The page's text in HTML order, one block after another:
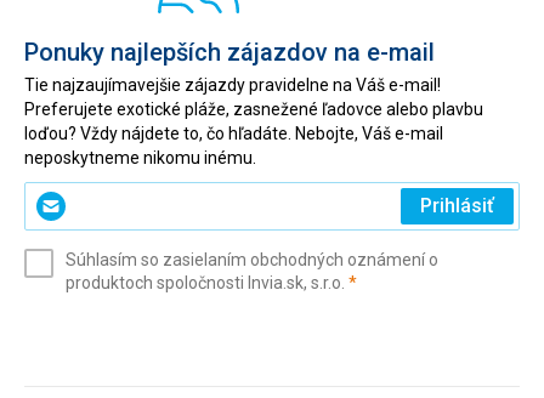
Ponuky najlepších zájazdov na e-mail
Tie najzaujímavejšie zájazdy pravidelne na Váš e-mail!
Preferujete exotické pláže, zasnežené ľadovce alebo plavbu
loďou? Vždy nájdete to, čo hľadáte. Nebojte, Váš e-mail
neposkytneme nikomu inému.
Zadajte
svoj
(povinné)
Prihlásiť
Súhlasím so zasielaním obchodných oznámení o
produktoch spoločnosti Invia.sk, s.r.o. *(povinné)